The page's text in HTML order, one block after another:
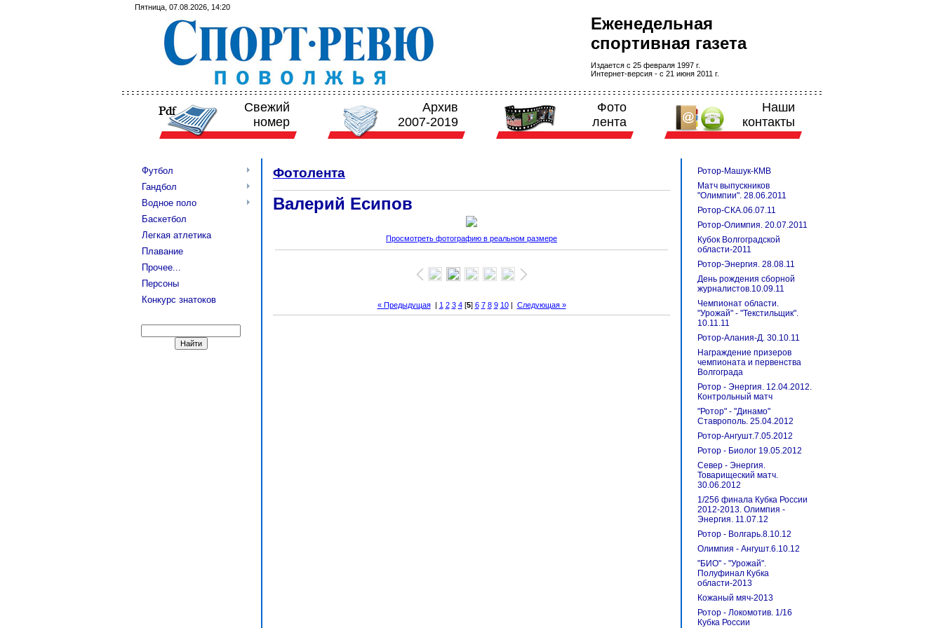
Пятница, 07.08.2026, 14:20
Еженедельная
спортивная газета
Издается с 25 февраля 1997 г.
Интернет-версия - с 21 июня 2011 г.
Свежий
номер
Архив
2007-2019
Фото
лента
Наши
контакты
Футбол
Гандбол
Водное поло
Баскетбол
Легкая атлетика
Плавание
Прочее...
Персоны
Конкурс знатоков
Фотолента
Валерий Есипов
Просмотреть фотографию в реальном размере
« Предыдущая| 1 2 3 4[5] 6 7 8 9 10| Следующая »
Ротор-Машук-КМВ
Матч выпускников
"Олимпии". 28.06.2011
Ротор-СКА.06.07.11
Ротор-Олимпия. 20.07.2011
Кубок Волгоградской
области-2011
Ротор-Энергия. 28.08.11
День рождения сборной
журналистов.10.09.11
Чемпионат области.
"Урожай" - "Текстильщик".
10.11.11
Ротор-Алания-Д. 30.10.11
Награждение призеров
чемпионата и первенства
Волгограда
Ротор - Энергия. 12.04.2012.
Контрольный матч
"Ротор" - "Динамо"
Ставрополь. 25.04.2012
Ротор-Ангушт.7.05.2012
Ротор - Биолог 19.05.2012
Север - Энергия.
Товарищеский матч.
30.06.2012
1/256 финала Кубка России
2012-2013. Олимпия -
Энергия. 11.07.12
Ротор - Волгарь.8.10.12
Олимпия - Ангушт.6.10.12
"БИО" - "Урожай".
Полуфинал Кубка
области-2013
Кожаный мяч-2013
Ротор - Локомотив. 1/16
Кубка России